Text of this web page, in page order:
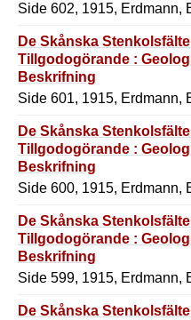
Side 602, 1915, Erdmann,
De Skånska
Tillgodogörande :
Beskrifning
Side 601, 1915, Erdmann,
De Skånska
Tillgodogörande :
Beskrifning
Side 600, 1915, Erdmann,
De Skånska
Tillgodogörande :
Beskrifning
Side 599, 1915, Erdmann,
De Skånska